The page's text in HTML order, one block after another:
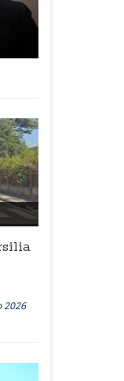
2026